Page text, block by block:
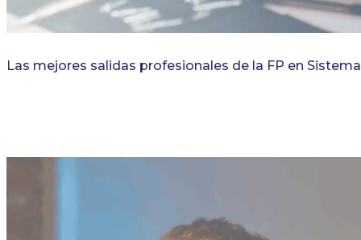
Las mejores salidas profesionales de la FP en